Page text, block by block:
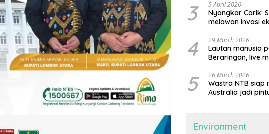
3 5 April 2026
Nyangkar Carik:
melawan invasi
4 29 March 2026
Lautan manusia
Beraringan, live
KLU
5 26 March 2026
Wastra NTB siap
Australia jadi
Environment